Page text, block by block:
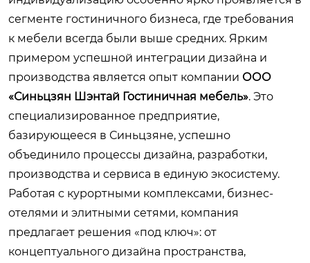
сегменте гостиничного бизнеса, где требования
к мебели всегда были выше средних. Ярким
примером успешной интеграции дизайна и
производства является опыт компании ООО
«Синьцзян Шэнтай Гостиничная мебель». Это
специализированное предприятие,
базирующееся в Синьцзяне, успешно
объединило процессы дизайна, разработки,
производства и сервиса в единую экосистему.
Работая с курортными комплексами, бизнес-
отелями и элитными сетями, компания
предлагает решения «под ключ»: от
концептуального дизайна пространства,